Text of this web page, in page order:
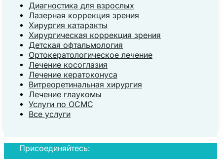
Диагностика для взрослых
Лазерная коррекция зрения
Хирургия катаракты
Хирургическая коррекция зрения
Детская офтальмология
Ортокератологическое лечение
Лечение косоглазия
Лечение кератоконуса
Витреоретинальная хирургия
Лечение глаукомы
Услуги по ОСМС
Все услуги
Присоединяйтесь: